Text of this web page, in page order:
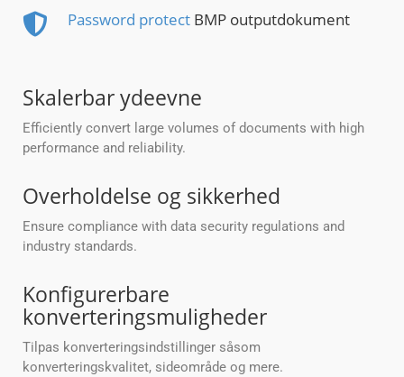
Password protect BMP outputdokument
Skalerbar ydeevne
Efficiently convert large volumes of documents with high
performance and reliability.
Overholdelse og sikkerhed
Ensure compliance with data security regulations and
industry standards.
Konfigurerbare
konverteringsmuligheder
Tilpas konverteringsindstillinger såsom
konverteringskvalitet, sideområde og mere.